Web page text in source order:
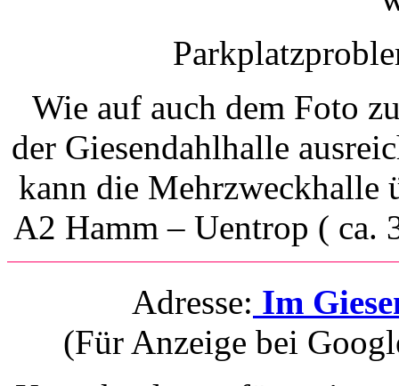
Wie auf auch dem Foto
der Giesendahlhalle
kann die Mehrzweckhalle
A2 Hamm – Uentrop ( ca.
Adresse: Im
(Für Anzeige bei